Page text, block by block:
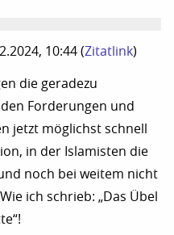
10:44 (Zitatlink)
die geradezu
Forderungen und
jetzt möglichst schnell
in der Islamisten die
noch bei weitem nicht
ich schrieb: „Das Übel